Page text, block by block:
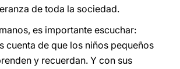
de toda la sociedad.
es importante escuchar:
cuenta de que los niños pequeños
y recuerdan. Y con sus